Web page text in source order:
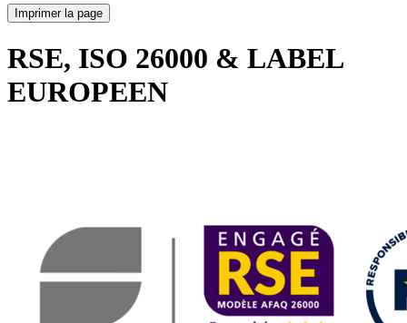
Imprimer la page
RSE, ISO 26000 & LABEL
EUROPEEN